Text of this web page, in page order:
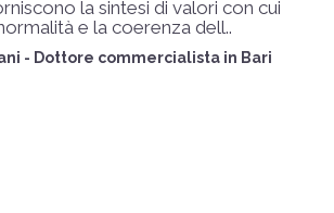
la sintesi di valori con cui
e la coerenza dell..
- Dottore commercialista in Bari